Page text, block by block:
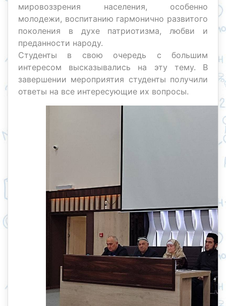
мировоззрения населения, особенно
молодежи, воспитанию гармонично развитого
поколения в духе патриотизма, любви и
преданности народу.
Студенты в свою очередь с большим
интересом высказывались на эту тему. В
завершении мероприятия студенты получили
ответы на все интересующие их вопросы.